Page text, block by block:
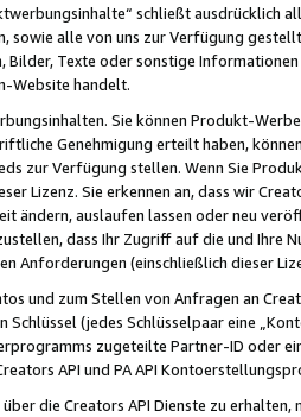
schließt ausdrücklich
sowie alle von uns zur Verfügung
Bilder, Texte oder sonstige
Website handelt.
Sie können Produkt-
Genehmigung erteilt haben,
zur Verfügung stellen. Wenn Sie
Lizenz. Sie erkennen an, dass wir
ändern, auslaufen lassen oder neu
dass Ihr Zugriff auf die und Ihre
Anforderungen (einschließlich dieser
und zum Stellen von Anfragen an
Schlüssel (jedes Schlüsselpaar eine
zugeteilte Partner-ID oder
API und PA API
die Creators API Dienste zu